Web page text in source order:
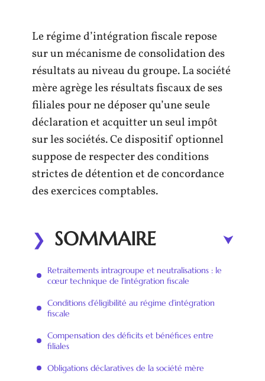
Le régime d’intégration fiscale repose
sur un mécanisme de consolidation des
résultats au niveau du groupe. La société
mère agrège les résultats fiscaux de ses
filiales pour ne déposer qu’une seule
déclaration et acquitter un seul impôt
sur les sociétés. Ce dispositif optionnel
suppose de respecter des conditions
strictes de détention et de concordance
des exercices comptables.
SOMMAIRE
Retraitements intragroupe et neutralisations : le
cœur technique de l’intégration fiscale
Conditions d’éligibilité au régime d’intégration
fiscale
Compensation des déficits et bénéfices entre
filiales
Obligations déclaratives de la société mère